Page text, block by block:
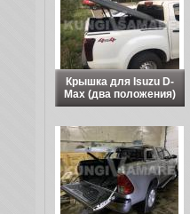
Крышка для Isuzu D-
Max (два положения)